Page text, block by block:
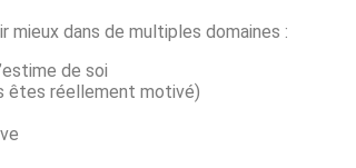
mieux dans de multiples domaines :
de soi
êtes réellement motivé)